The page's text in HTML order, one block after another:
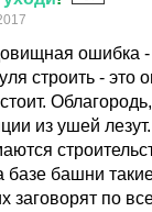
ошибка
строить - это
из ушей
базе башни
заговорят по